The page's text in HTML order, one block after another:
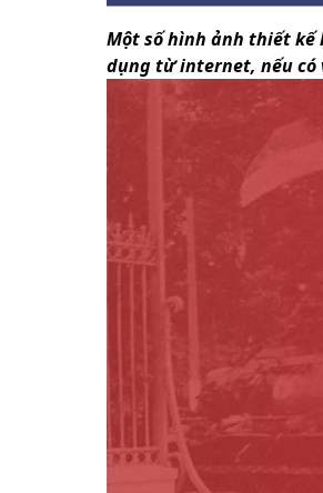
Một số hình ảnh thiết kế
dụng từ internet, nếu có